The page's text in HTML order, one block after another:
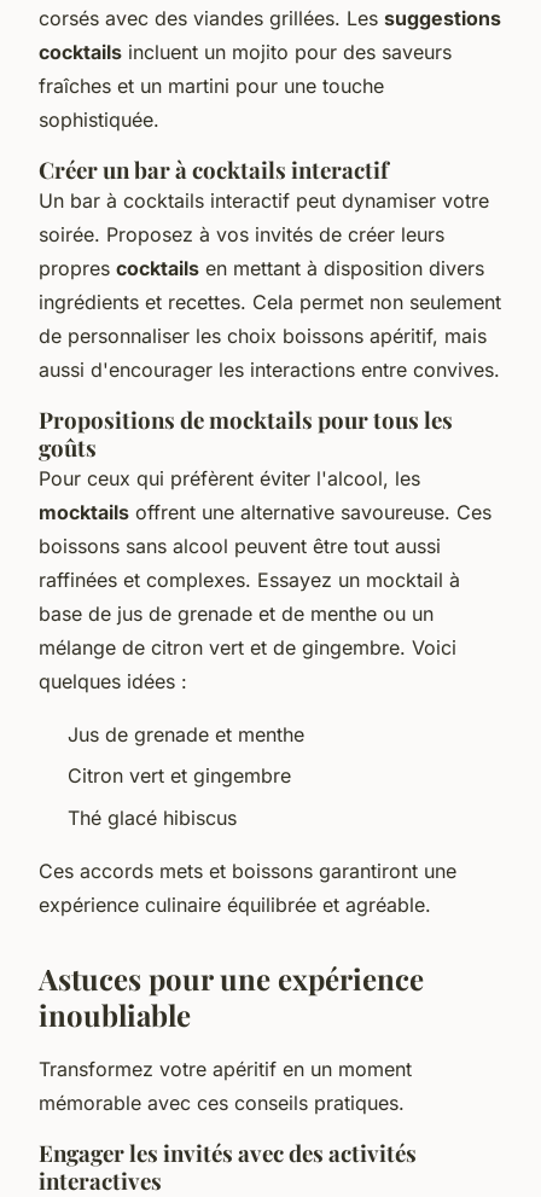
corsés avec des viandes grillées. Les suggestions
cocktails incluent un mojito pour des saveurs
fraîches et un martini pour une touche
sophistiquée.
Créer un bar à cocktails interactif
Un bar à cocktails interactif peut dynamiser votre
soirée. Proposez à vos invités de créer leurs
propres cocktails en mettant à disposition divers
ingrédients et recettes. Cela permet non seulement
de personnaliser les choix boissons apéritif, mais
aussi d'encourager les interactions entre convives.
Propositions de mocktails pour tous les
goûts
Pour ceux qui préfèrent éviter l'alcool, les
mocktails offrent une alternative savoureuse. Ces
boissons sans alcool peuvent être tout aussi
raffinées et complexes. Essayez un mocktail à
base de jus de grenade et de menthe ou un
mélange de citron vert et de gingembre. Voici
quelques idées :
Jus de grenade et menthe
Citron vert et gingembre
Thé glacé hibiscus
Ces accords mets et boissons garantiront une
expérience culinaire équilibrée et agréable.
Astuces pour une expérience
inoubliable
Transformez votre apéritif en un moment
mémorable avec ces conseils pratiques.
Engager les invités avec des activités
interactives